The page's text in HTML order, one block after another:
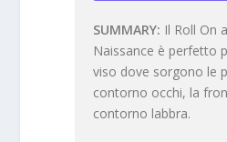
SUMMARY Il Roll On
Naissance è perfetto
viso dove sorgono le
contorno occhi, la
contorno labbra.